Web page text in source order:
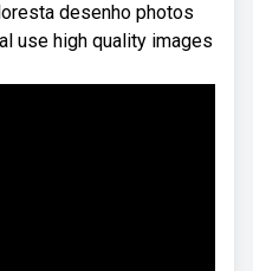
desenho photos
use high quality images